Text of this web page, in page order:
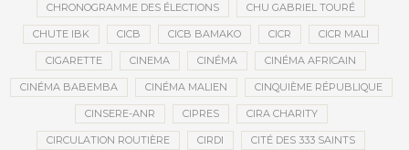
CHRONOGRAMME DES ÉLECTIONS CHU GABRIEL TOURÉ
CHUTE IBK CICB CICB BAMAKO CICR CICR MALI
CIGARETTE CINEMA CINÉMA CINÉMA AFRICAIN
CINÉMA BABEMBA CINÉMA MALIEN CINQUIÈME RÉPUBLIQUE
CINSERE-ANR CIPRES CIRA CHARITY
CIRCULATION ROUTIÈRE CIRDI CITÉ DES 333 SAINTS